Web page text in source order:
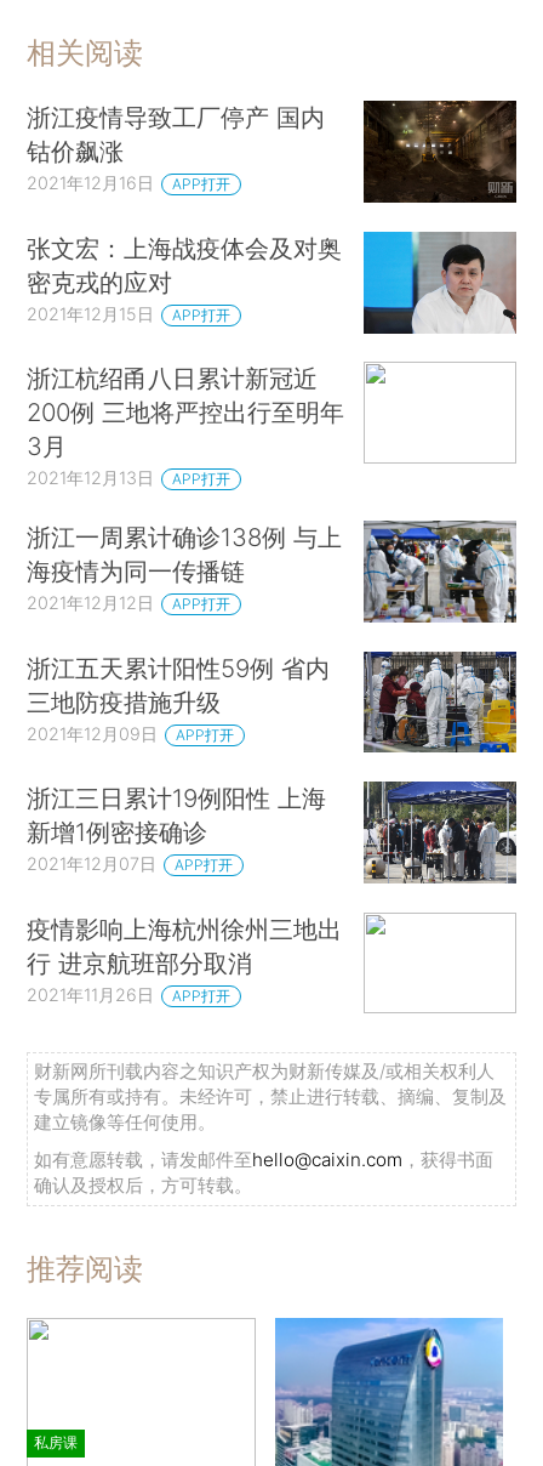
相关阅读
浙江疫情导致工厂停产 国内
钴价飙涨
2021年12月16日 APP打开
张文宏：上海战疫体会及对奥
密克戎的应对
2021年12月15日 APP打开
浙江杭绍甬八日累计新冠近
200例 三地将严控出行至明年
3月
2021年12月13日 APP打开
浙江一周累计确诊138例 与上
海疫情为同一传播链
2021年12月12日 APP打开
浙江五天累计阳性59例 省内
三地防疫措施升级
2021年12月09日 APP打开
浙江三日累计19例阳性 上海
新增1例密接确诊
2021年12月07日 APP打开
疫情影响上海杭州徐州三地出
行 进京航班部分取消
2021年11月26日 APP打开
财新网所刊载内容之知识产权为财新传媒及/或相关权利人
专属所有或持有。未经许可，禁止进行转载、摘编、复制及
建立镜像等任何使用。
如有意愿转载，请发邮件至hello@caixin.com ，获得书面
确认及授权后，方可转载。
推荐阅读
私房课